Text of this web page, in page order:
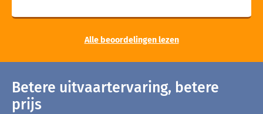
Alle beoordelingen lezen
Betere uitvaartervaring, betere
prijs